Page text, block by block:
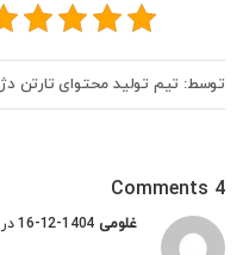
توسط: تیم تولید محتوای تارتن دژ
4 Comments
غلومی